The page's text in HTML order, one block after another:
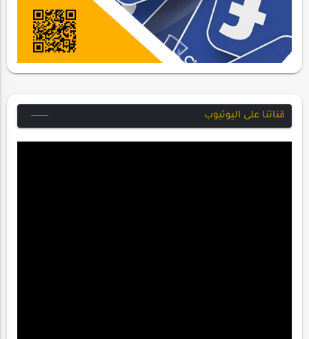
قناتنا على اليوتيوب